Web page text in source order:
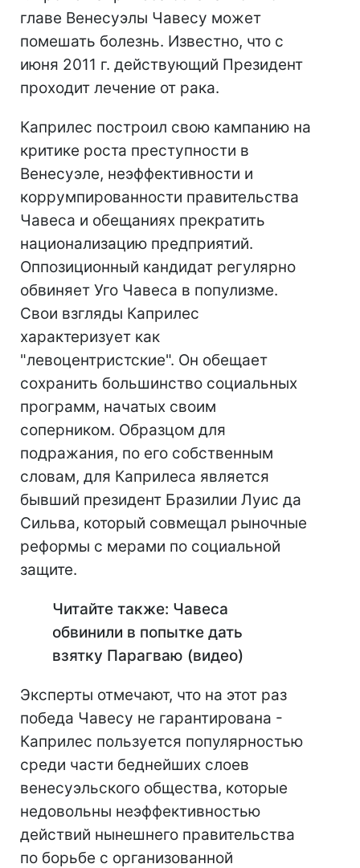
главе Венесуэлы Чавесу может
помешать болезнь. Известно, что с
июня 2011 г. действующий Президент
проходит лечение от рака.
Каприлес построил свою кампанию на
критике роста преступности в
Венесуэле, неэффективности и
коррумпированности правительства
Чавеса и обещаниях прекратить
национализацию предприятий.
Оппозиционный кандидат регулярно
обвиняет Уго Чавеса в популизме.
Свои взгляды Каприлес
характеризует как
"левоцентристские". Он обещает
сохранить большинство социальных
программ, начатых своим
соперником. Образцом для
подражания, по его собственным
словам, для Каприлеса является
бывший президент Бразилии Луис да
Сильва, который совмещал рыночные
реформы с мерами по социальной
защите.
Читайте также: Чавеса
обвинили в попытке дать
взятку Парагваю (видео)
Эксперты отмечают, что на этот раз
победа Чавесу не гарантирована -
Каприлес пользуется популярностью
среди части беднейших слоев
венесуэльского общества, которые
недовольны неэффективностью
действий нынешнего правительства
по борьбе с организованной